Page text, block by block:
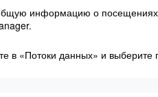
информацию о
в «Потоки данных» и выберите